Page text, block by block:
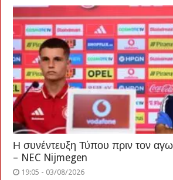
Η συνέντευξη Τύπου πριν τον
– NEC Nijmegen
19:05 - 03/08/2026